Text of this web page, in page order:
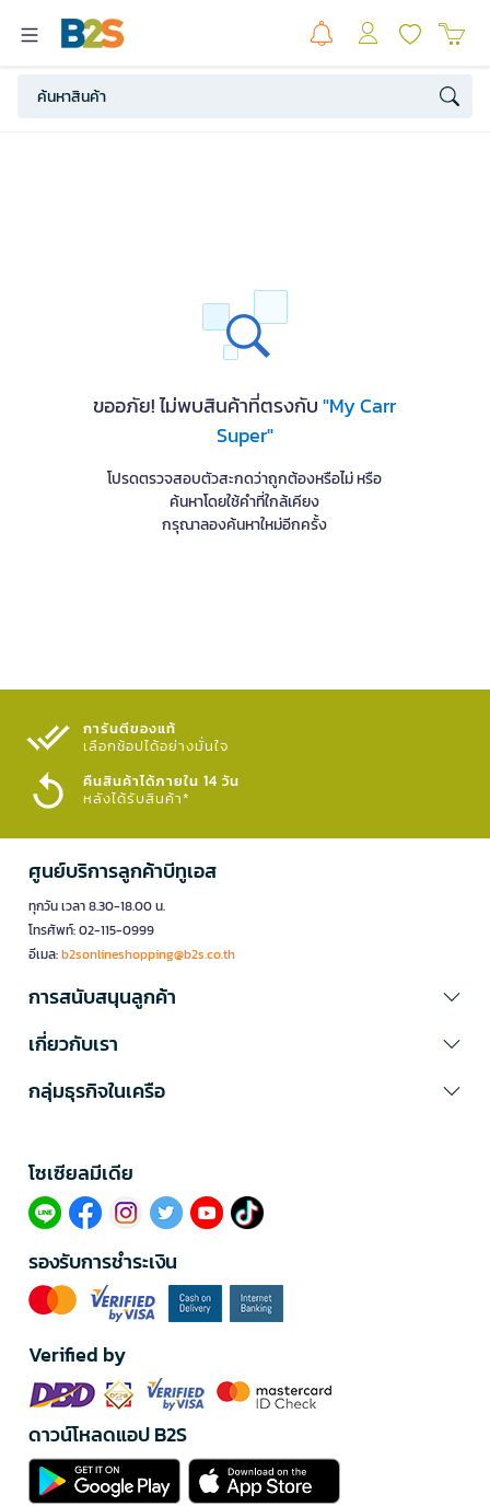
ขออภัย! ไม่พบสินค้าที่ตรงกับ"My Carr
Super"
โปรดตรวจสอบตัวสะกดว่าถูกต้องหรือไม่ หรือ
ค้นหาโดยใช้คำที่ใกล้เคียง
กรุณาลองค้นหาใหม่อีกครั้ง
การันตีของแท้
เลือกช้อปได้อย่างมั่นใจ​
คืนสินค้าได้ภายใน 14 วัน
หลังได้รับสินค้า*
ศูนย์บริการลูกค้าบีทูเอส
ทุกวัน เวลา 8.30-18.00 น.
โทรศัพท์: 02-115-0999
อีเมล:b2sonlineshopping@b2s.co.th
การสนับสนุนลูกค้า
เกี่ยวกับเรา
กลุ่มธุรกิจในเครือ
โซเซียลมีเดีย​
รองรับการชำระเงิน
Verified by
ดาวน์โหลดแอป B2S